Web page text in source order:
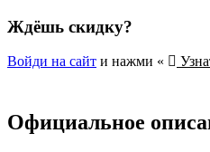
Ждёшь скидку?
Войди на сайт и нажми «
Официальное